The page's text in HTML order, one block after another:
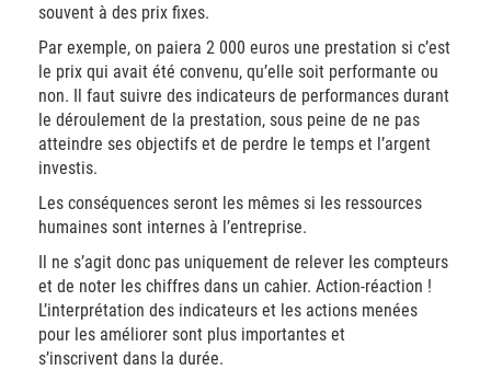
souvent à des prix fixes.
Par exemple, on paiera 2 000 euros une prestation si c’est
le prix qui avait été convenu, qu’elle soit performante ou
non. Il faut suivre des indicateurs de performances durant
le déroulement de la prestation, sous peine de ne pas
atteindre ses objectifs et de perdre le temps et l’argent
investis.
Les conséquences seront les mêmes si les ressources
humaines sont internes à l’entreprise.
Il ne s’agit donc pas uniquement de relever les compteurs
et de noter les chiffres dans un cahier. Action-réaction !
L’interprétation des indicateurs et les actions menées
pour les améliorer sont plus importantes et
s’inscrivent dans la durée.